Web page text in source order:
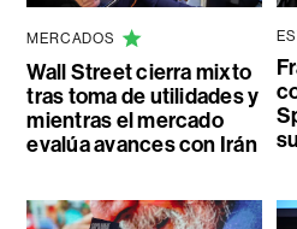
MERCADOS
Wall Street cierra mixto
tras toma de utilidades y
mientras el mercado
evalúa avances con Irán